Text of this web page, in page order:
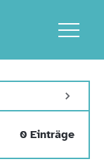
0 Einträge